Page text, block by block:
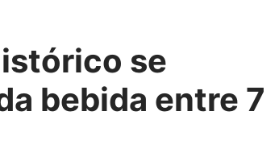
se
bebida entre 7